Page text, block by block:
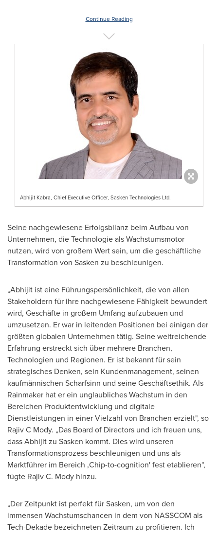
Continue Reading
Abhijit Kabra, Chief Executive Officer, Sasken Technologies Ltd.
Seine nachgewiesene Erfolgsbilanz beim Aufbau von
Unternehmen, die Technologie als Wachstumsmotor
nutzen, wird von großem Wert sein, um die geschäftliche
Transformation von Sasken zu beschleunigen.
„Abhijit ist eine Führungspersönlichkeit, die von allen
Stakeholdern für ihre nachgewiesene Fähigkeit bewundert
wird, Geschäfte in großem Umfang aufzubauen und
umzusetzen. Er war in leitenden Positionen bei einigen der
größten globalen Unternehmen tätig. Seine weitreichende
Erfahrung erstreckt sich über mehrere Branchen,
Technologien und Regionen. Er ist bekannt für sein
strategisches Denken, sein Kundenmanagement, seinen
kaufmännischen Scharfsinn und seine Geschäftsethik. Als
Rainmaker hat er ein unglaubliches Wachstum in den
Bereichen Produktentwicklung und digitale
Dienstleistungen in einer Vielzahl von Branchen erzielt", so
Rajiv C Mody. „Das Board of Directors und ich freuen uns,
dass Abhijit zu Sasken kommt. Dies wird unseren
Transformationsprozess beschleunigen und uns als
Marktführer im Bereich ‚Chip-to-cognition' fest etablieren",
fügte Rajiv C. Mody hinzu.
„Der Zeitpunkt ist perfekt für Sasken, um von den
immensen Wachstumschancen in dem von NASSCOM als
Tech-Dekade bezeichneten Zeitraum zu profitieren. Ich